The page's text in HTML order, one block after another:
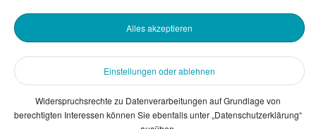
The Stepstone Group GmbH © 2026
Einstellungen oder ablehnen
Alles akzeptieren
Widerspruchsrechte zu Datenverarbeitungen auf Grundlage von
berechtigten Interessen können Sie ebenfalls unter „Datenschutzerklärung“